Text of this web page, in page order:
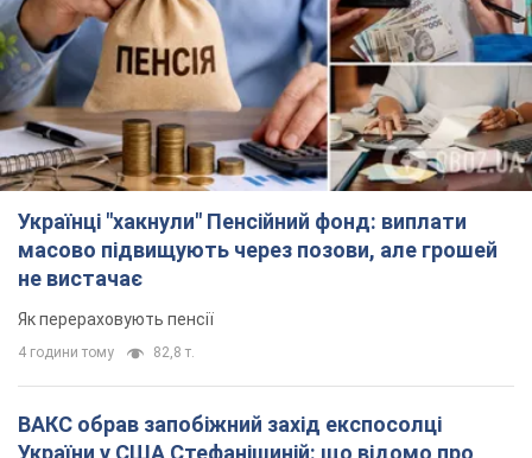
масово підвищують через позови, але грошей
не вистачає
Як перераховують пенсії
4 години тому 82,8 т.
ВАКС обрав запобіжний захід експосолці
України у США Стефанішиній: що відомо про
справу
Суд не повністю задовольнив клопотання прокуратури
16 хвилин тому 2,3 т.
Росія атакувала судно під прапором Гвінеї-
Бісау у Чорному морі: є жертва і постраждалі